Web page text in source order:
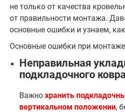
не только от качества
от правильности монтажа.
основные ошибки и узнаем,
Основные ошибки при монтаже
Неправильная
подкладочного
Важно хранить
вертикальном положении,